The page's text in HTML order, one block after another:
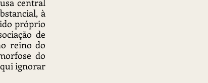
central
à
próprio
de
reino do
do
ignorar